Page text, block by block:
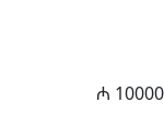
₼ 10000